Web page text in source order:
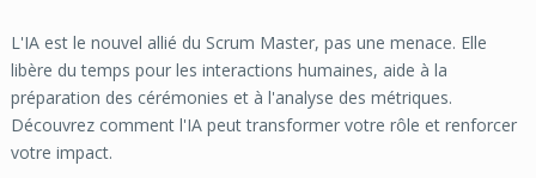
L'IA est le nouvel allié du Scrum Master, pas une menace. Elle
libère du temps pour les interactions humaines, aide à la
préparation des cérémonies et à l'analyse des métriques.
Découvrez comment l'IA peut transformer votre rôle et renforcer
votre impact.